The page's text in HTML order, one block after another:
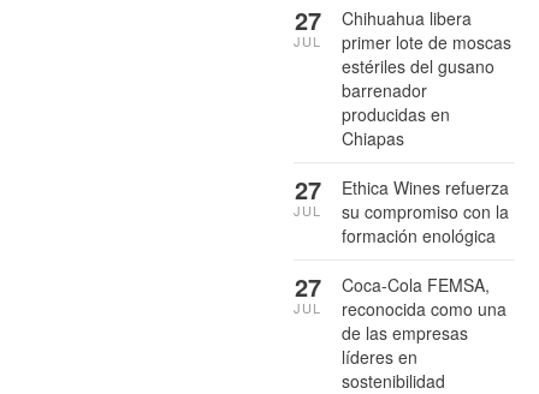
Chihuahua libera
primer lote de moscas
estériles del gusano
barrenador
producidas en
Chiapas
27
JUL
Ethica Wines refuerza
su compromiso con la
formación enológica
27
JUL
Coca-Cola FEMSA,
reconocida como una
de las empresas
líderes en
sostenibilidad
27
JUL